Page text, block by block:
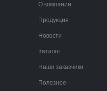
О компании
Продукция
Новости
Каталог
Наши заказчики
Полезное